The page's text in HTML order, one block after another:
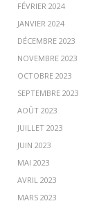
FÉVRIER 2024
JANVIER 2024
DÉCEMBRE 2023
NOVEMBRE 2023
OCTOBRE 2023
SEPTEMBRE 2023
AOÛT 2023
JUILLET 2023
JUIN 2023
MAI 2023
AVRIL 2023
MARS 2023